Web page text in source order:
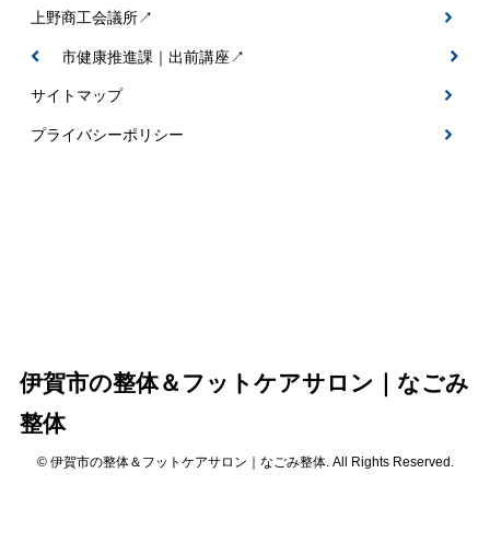
上野商工会議所↗
伊賀市健康推進課｜出前講座↗
サイトマップ
プライバシーポリシー
伊賀市の整体＆フットケアサロン｜なごみ
整体
© 伊賀市の整体＆フットケアサロン｜なごみ整体. All Rights Reserved.